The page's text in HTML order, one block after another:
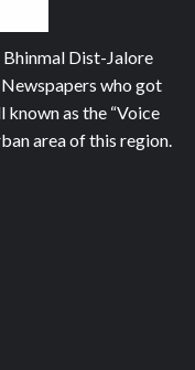
Dist-Jalore
who got
as the “Voice
area of this region.